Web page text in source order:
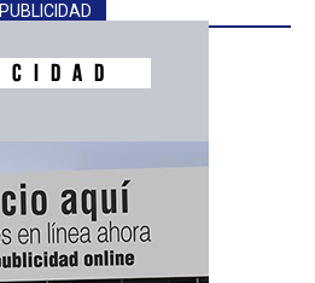
PUBLICIDAD